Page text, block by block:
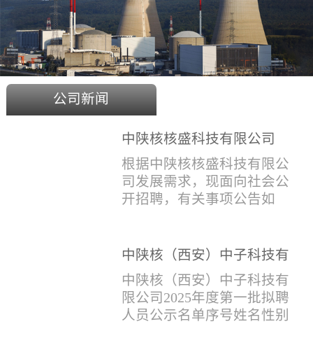
公司新闻
中陕核核盛科技有限公司
2025年度招聘公告
根据中陕核核盛科技有限公
司发展需求，现面向社会公
开招聘，有关事项公告如
会招聘：面向社会招聘，同
等条件下集团内部员工优
先。（2）应届生招聘：国家
计划内统一招收的全日制院
校应届毕业生，重点院校应
中陕核（西安）中子科技有
限公司2025年度第一批拟聘
人员公示名单
中陕核（西安）中子科技有
限公司2025年度第一批拟聘
人员公示名单序号姓名性别